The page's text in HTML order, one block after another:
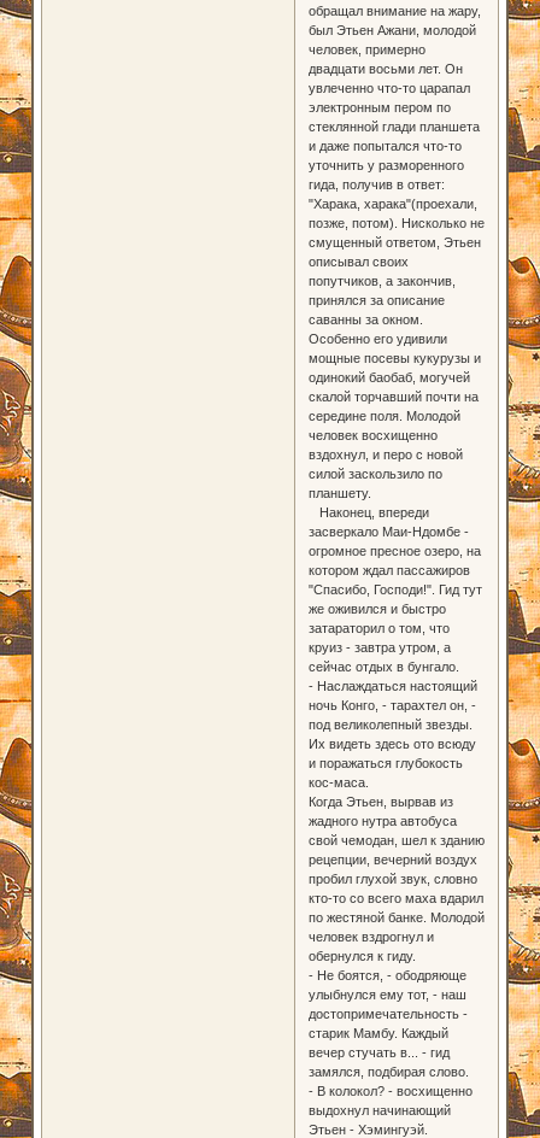
обращал внимание на жару,
был Этьен Ажани, молодой
человек, примерно
двадцати восьми лет. Он
увлеченно что-то царапал
электронным пером по
стеклянной глади планшета
и даже попытался что-то
уточнить у разморенного
гида, получив в ответ:
"Харака, харака"(проехали,
позже, потом). Нисколько не
смущенный ответом, Этьен
описывал своих
попутчиков, а закончив,
принялся за описание
саванны за окном.
Особенно его удивили
мощные посевы кукурузы и
одинокий баобаб, могучей
скалой торчавший почти на
середине поля. Молодой
человек восхищенно
вздохнул, и перо с новой
силой заскользило по
планшету.
Наконец, впереди
засверкало Маи-Ндомбе -
огромное пресное озеро, на
котором ждал пассажиров
"Спасибо, Господи!". Гид тут
же оживился и быстро
затараторил о том, что
круиз - завтра утром, а
сейчас отдых в бунгало.
- Наслаждаться настоящий
ночь Конго, - тарахтел он, -
под великолепный звезды.
Их видеть здесь ото всюду
и поражаться глубокость
кос-маса.
Когда Этьен, вырвав из
жадного нутра автобуса
свой чемодан, шел к зданию
рецепции, вечерний воздух
пробил глухой звук, словно
кто-то со всего маха вдарил
по жестяной банке. Молодой
человек вздрогнул и
обернулся к гиду.
- Не боятся, - ободряюще
улыбнулся ему тот, - наш
достопримечательность -
старик Мамбу. Каждый
вечер стучать в... - гид
замялся, подбирая слово.
- В колокол? - восхищенно
выдохнул начинающий
Этьен - Хэмингуэй.